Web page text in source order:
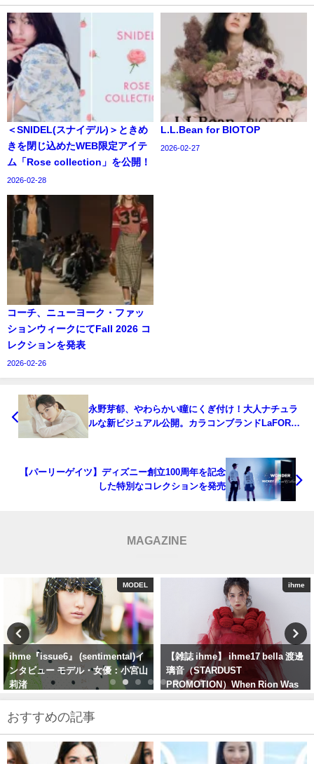
＜SNIDEL(スナイデル)＞ときめ
きを閉じ込めたWEB限定アイテ
ム「Rose collection」を公開！
2026-02-28
L.L.Bean for BIOTOP
2026-02-27
コーチ、ニューヨーク・ファッ
ションウィークにてFall 2026 コ
レクションを発表
2026-02-26
永野芽郁、やわらかい瞳にくぎ付け！大人ナチュラ
ルな新ビジュアル公開。カラコンブランドLaFORTE
【パーリーゲイツ】ディズニー創立100周年を記念
した特別なコレクションを発売
MAGAZINE
ihme
【雑誌 ihme】 ihme17 bella 渡邊
璃音（STARDUST
PROMOTION）When Rion Was
There
ihme
ihme『issue0』 — DayDream ガ
ーリーフォトブックと白昼夢
おすすめの記事